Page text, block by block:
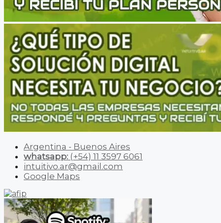
Argentina - Buenos Aires
whatsapp: (+54) 11 3597 6061
intuitivo.ar@gmail.com
Google Maps